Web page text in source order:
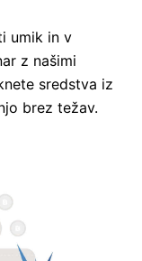
umik in v
z našimi
sredstva iz
brez težav.